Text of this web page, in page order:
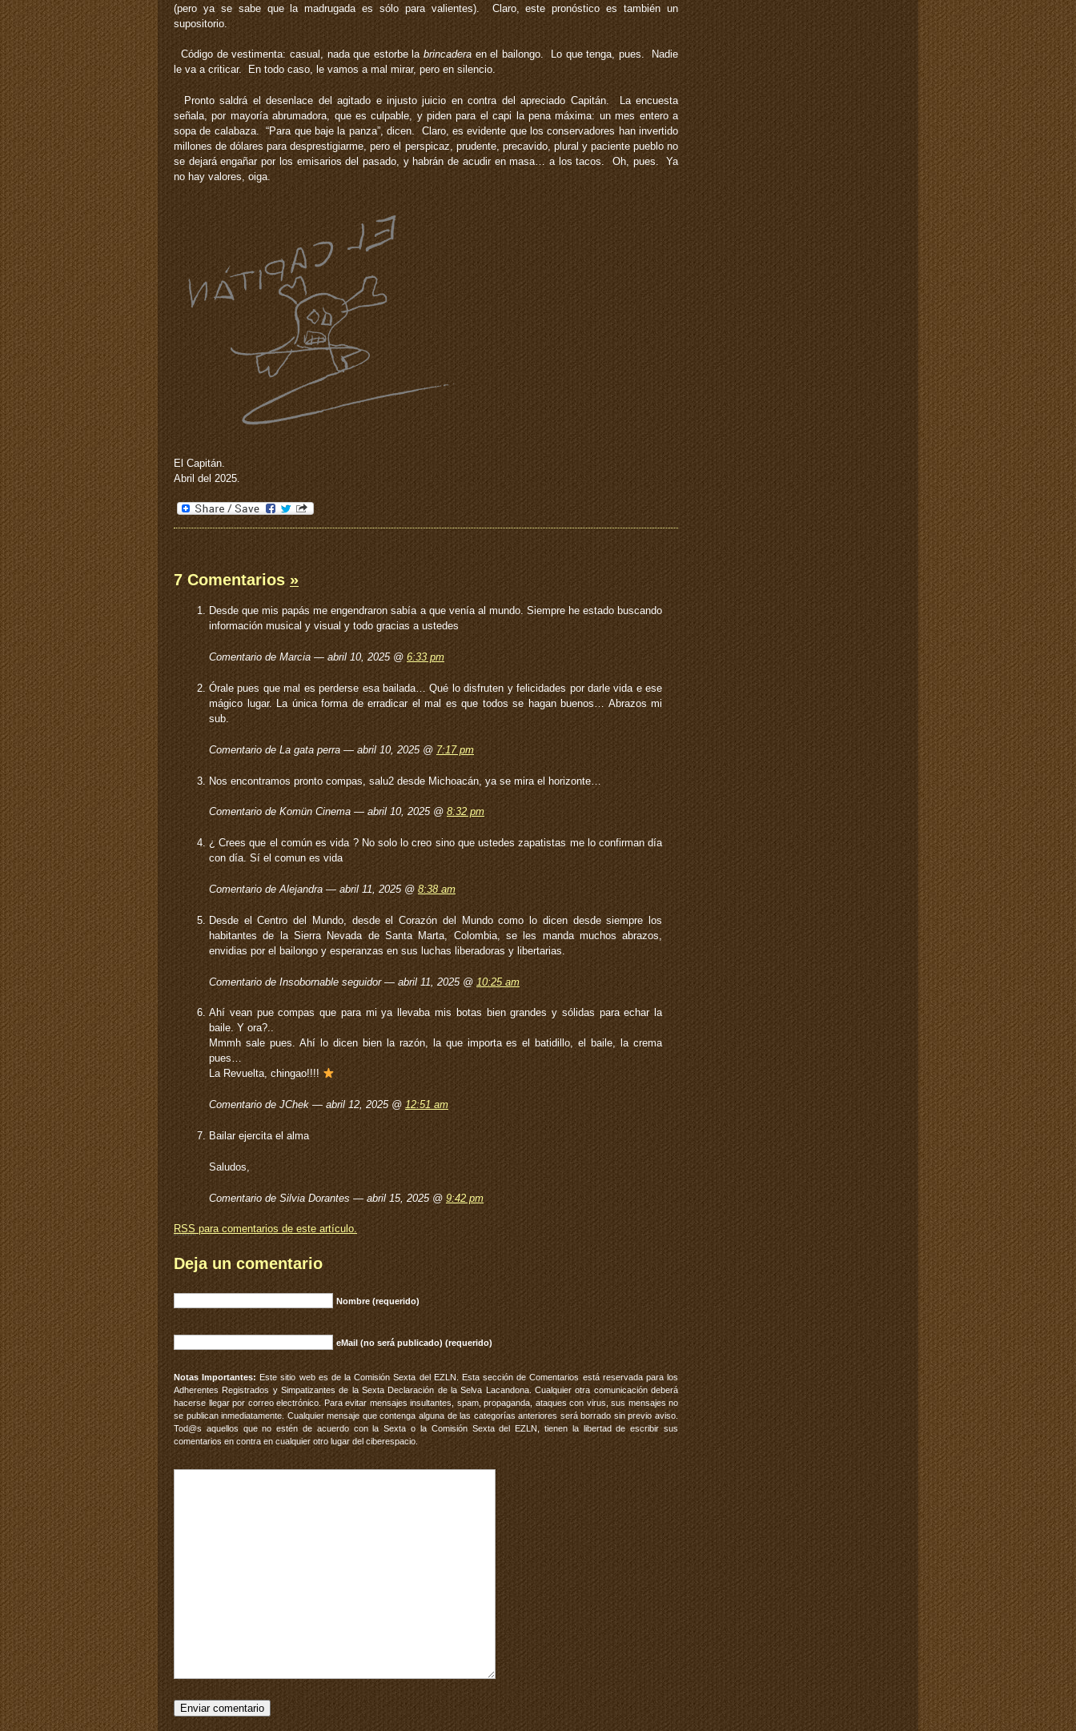
(pero ya se sabe que la madrugada es sólo para valientes). Claro, este pronóstico es también un
supositorio.
Código de vestimenta: casual, nada que estorbe la brincadera en el bailongo. Lo que tenga, pues. Nadie
le va a criticar. En todo caso, le vamos a mal mirar, pero en silencio.
Pronto saldrá el desenlace del agitado e injusto juicio en contra del apreciado Capitán. La encuesta
señala, por mayoría abrumadora, que es culpable, y piden para el capi la pena máxima: un mes entero a
sopa de calabaza. “Para que baje la panza”, dicen. Claro, es evidente que los conservadores han invertido
millones de dólares para desprestigiarme, pero el perspicaz, prudente, precavido, plural y paciente pueblo no
se dejará engañar por los emisarios del pasado, y habrán de acudir en masa… a los tacos. Oh, pues. Ya
no hay valores, oiga.
El Capitán.
Abril del 2025.
7 Comentarios»
Desde que mis papás me engendraron sabía a que venía al mundo. Siempre he estado buscando
información musical y visual y todo gracias a ustedes
Comentario de Marcia — abril 10, 2025 @ 6:33 pm
Órale pues que mal es perderse esa bailada… Qué lo disfruten y felicidades por darle vida e ese
mágico lugar. La única forma de erradicar el mal es que todos se hagan buenos… Abrazos mi
sub.
Comentario de La gata perra — abril 10, 2025 @ 7:17 pm
Nos encontramos pronto compas, salu2 desde Michoacán, ya se mira el horizonte…
Comentario de Komün Cinema — abril 10, 2025 @ 8:32 pm
¿ Crees que el común es vida ? No solo lo creo sino que ustedes zapatistas me lo confirman día
con día. Sí el comun es vida
Comentario de Alejandra — abril 11, 2025 @ 8:38 am
Desde el Centro del Mundo, desde el Corazón del Mundo como lo dicen desde siempre los
habitantes de la Sierra Nevada de Santa Marta, Colombia, se les manda muchos abrazos,
envidias por el bailongo y esperanzas en sus luchas liberadoras y libertarias.
Comentario de Insobornable seguidor — abril 11, 2025 @ 10:25 am
Ahí vean pue compas que para mi ya llevaba mis botas bien grandes y sólidas para echar la
baile. Y ora?..
Mmmh sale pues. Ahí lo dicen bien la razón, la que importa es el batidillo, el baile, la crema
pues…
La Revuelta, chingao!!!!
Comentario de JChek — abril 12, 2025 @ 12:51 am
Bailar ejercita el alma
Saludos,
Comentario de Silvia Dorantes — abril 15, 2025 @ 9:42 pm
RSS para comentarios de este artículo.
Deja un comentario
Nombre (requerido)
eMail (no será publicado) (requerido)
Notas Importantes: Este sitio web es de la Comisión Sexta del EZLN. Esta sección de Comentarios está reservada para los
Adherentes Registrados y Simpatizantes de la Sexta Declaración de la Selva Lacandona. Cualquier otra comunicación deberá
hacerse llegar por correo electrónico. Para evitar mensajes insultantes, spam, propaganda, ataques con virus, sus mensajes no
se publican inmediatamente. Cualquier mensaje que contenga alguna de las categorías anteriores será borrado sin previo aviso.
Tod@s aquellos que no estén de acuerdo con la Sexta o la Comisión Sexta del EZLN, tienen la libertad de escribir sus
comentarios en contra en cualquier otro lugar del ciberespacio.